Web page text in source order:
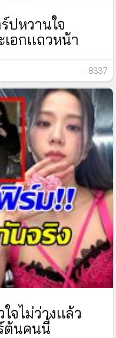
ปหวานใจ
อกเเถวหน้า
: 8337
จไม่ว่างเเล้ว
ต้นคนนี้